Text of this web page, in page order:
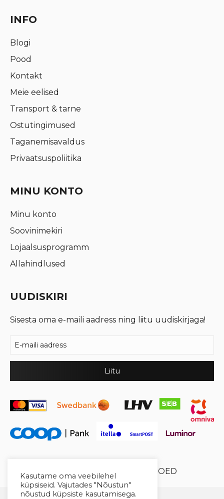
INFO
Blogi
Pood
Kontakt
Meie eelised
Transport & tarne
Ostutingimused
Taganemisavaldus
Privaatsuspoliitika
MINU KONTO
Minu konto
Soovinimekiri
Lojaalsusprogramm
Allahindlused
UUDISKIRI
Sisesta oma e-maili aadress ning liitu uudiskirjaga!
© 2026 Cool Crystal OÜ // XYSUM E-POED
Kasutame oma veebilehel
küpsiseid. Vajutades "Nõustun"
nõustud küpsiste kasutamisega.